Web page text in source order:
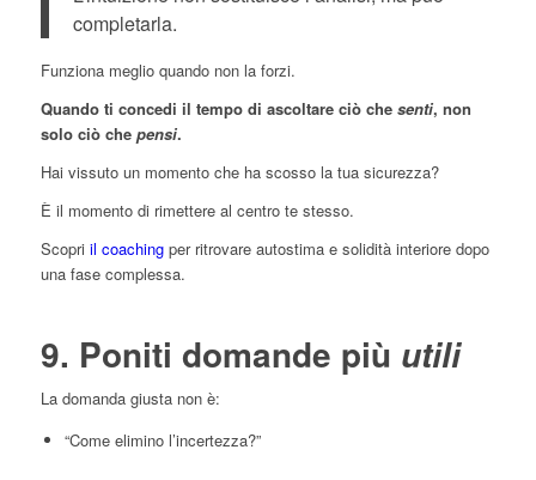
completarla.
Funziona meglio quando non la forzi.
Quando ti concedi il tempo di ascoltare ciò che senti, non
solo ciò che pensi.
Hai vissuto un momento che ha scosso la tua sicurezza?
È il momento di rimettere al centro te stesso.
Scopri il coachingper ritrovare autostima e solidità interiore dopo
una fase complessa.
9. Poniti domande più utili
La domanda giusta non è:
“Come elimino l’incertezza?”